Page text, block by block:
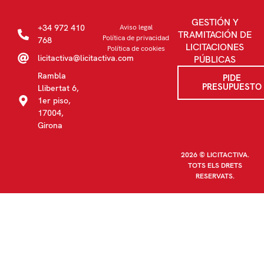
+34 972 410
768
licitactiva@licitactiva.com
Rambla
Llibertat 6,
1er piso,
17004,
Girona
Aviso legal
Política de privacidad
Política de cookies
GESTIÓN Y
TRAMITACIÓN DE
LICITACIONES
PÚBLICAS
PIDE
PRESUPUESTO
2026 © LICITACTIVA.
TOTS ELS DRETS
RESERVATS.